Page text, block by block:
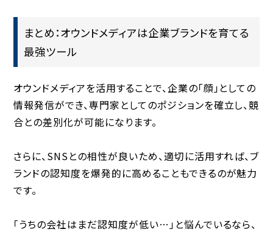
まとめ：オウンドメディアは企業ブランドを育てる
最強ツール
オウンドメディアを活用することで、企業の「顔」としての
情報発信ができ、専門家としてのポジションを確立し、競
合との差別化が可能になります。
さらに、SNSとの相性が良いため、適切に活用すれば、 ブ
ランドの認知度を爆発的に高めることもできるのが魅力
です。
「うちの会社はまだ認知度が低い…」と悩んでいるなら、